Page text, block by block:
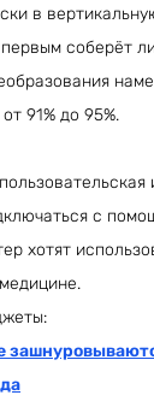
в
соберёт
91% до 95%.
с
хотят